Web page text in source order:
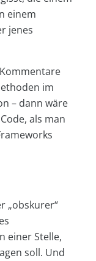
einem
jenes
im
– dann wäre
als man
„obskurer“
einer Stelle,
soll. Und